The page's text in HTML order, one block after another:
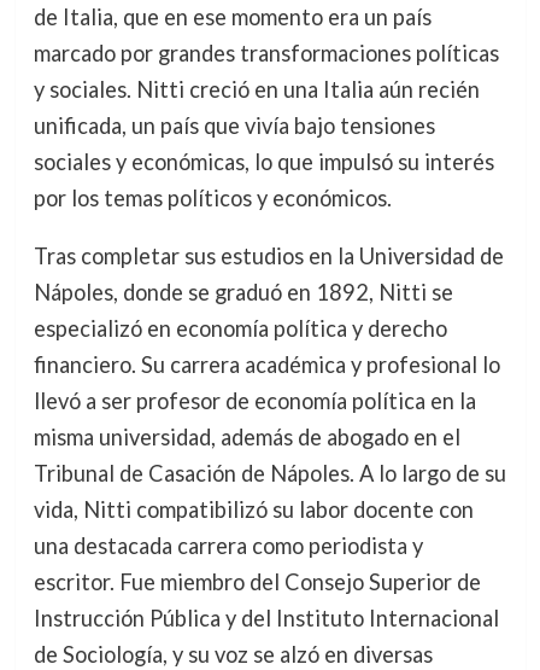
de Italia, que en ese momento era un país
marcado por grandes transformaciones políticas
y sociales. Nitti creció en una Italia aún recién
unificada, un país que vivía bajo tensiones
sociales y económicas, lo que impulsó su interés
por los temas políticos y económicos.
Tras completar sus estudios en la Universidad de
Nápoles, donde se graduó en 1892, Nitti se
especializó en economía política y derecho
financiero. Su carrera académica y profesional lo
llevó a ser profesor de economía política en la
misma universidad, además de abogado en el
Tribunal de Casación de Nápoles. A lo largo de su
vida, Nitti compatibilizó su labor docente con
una destacada carrera como periodista y
escritor. Fue miembro del Consejo Superior de
Instrucción Pública y del Instituto Internacional
de Sociología, y su voz se alzó en diversas